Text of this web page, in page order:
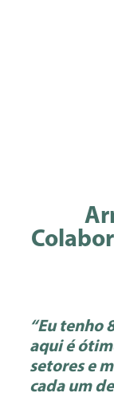
“Eu tenho
aqui é
setores e
cada um